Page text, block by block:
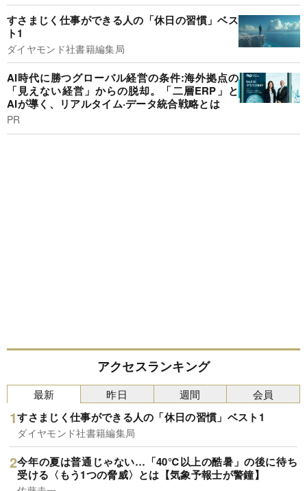
すさまじく仕事ができる人の「休日の習慣」ベス
ト1
ダイヤモンド社書籍編集局
AI時代に勝つグローバル経営の条件:海外拠点の
「見えない経営」からの脱却。「二層ERP」と
AIが導く、リアルタイム·データ統合戦略とは
PR
アクセスランキング
最新
すさまじく仕事ができる人の「休日の習慣」ベスト1
ダイヤモンド社書籍編集局
今年の夏は普通じゃない…「40℃以上の酷暑」の後に待ち
受ける〈もう1つの脅威〉とは【気象予報士が警鐘】
昨日 週間 会員